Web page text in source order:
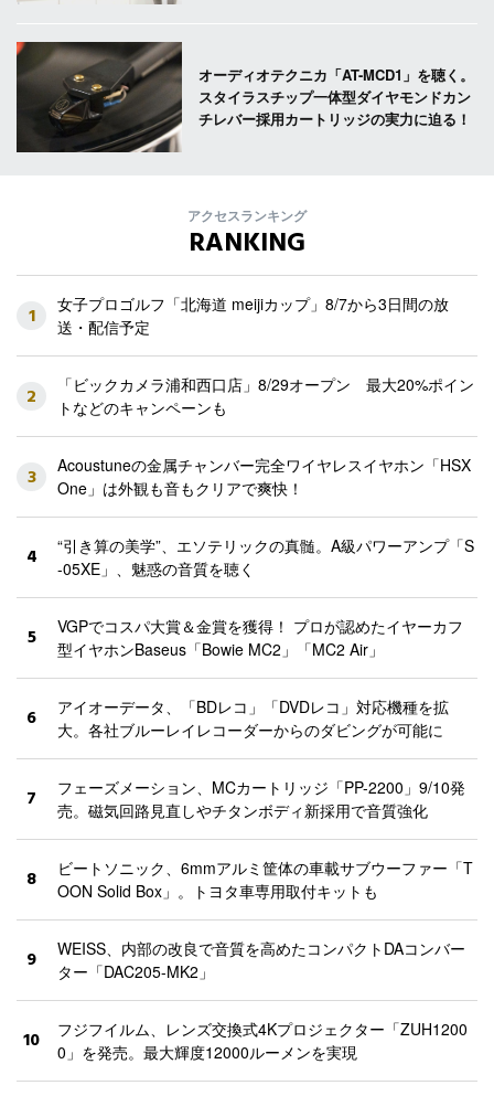
オーディオテクニカ「AT-MCD1」を聴く。
スタイラスチップ一体型ダイヤモンドカン
チレバー採用カートリッジの実力に迫る！
アクセスランキング
RANKING
1
女子プロゴルフ「北海道 meijiカップ」8/7から3日間の放
送・配信予定
2
「ビックカメラ浦和西口店」8/29オープン 最大20%ポイン
トなどのキャンペーンも
3
Acoustuneの金属チャンバー完全ワイヤレスイヤホン「HSX
One」は外観も音もクリアで爽快！
4
“引き算の美学”、エソテリックの真髄。A級パワーアンプ「S
-05XE」、魅惑の音質を聴く
5
VGPでコスパ大賞＆金賞を獲得！ プロが認めたイヤーカフ
型イヤホンBaseus「Bowie MC2」「MC2 Air」
6
アイオーデータ、「BDレコ」「DVDレコ」対応機種を拡
大。各社ブルーレイレコーダーからのダビングが可能に
7
フェーズメーション、MCカートリッジ「PP-2200」9/10発
売。磁気回路見直しやチタンボディ新採用で音質強化
8
ビートソニック、6mmアルミ筐体の車載サブウーファー「T
OON Solid Box」。トヨタ車専用取付キットも
9
WEISS、内部の改良で音質を高めたコンパクトDAコンバー
ター「DAC205-MK2」
10
フジフイルム、レンズ交換式4Kプロジェクター「ZUH1200
0」を発売。最大輝度12000ルーメンを実現